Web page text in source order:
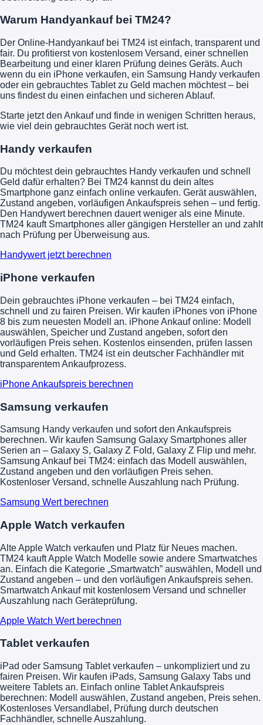
Warum Handyankauf bei TM24?
Der Online-Handyankauf bei TM24 ist einfach, transparent und
fair. Du profitierst von kostenlosem Versand, einer schnellen
Bearbeitung und einer klaren Prüfung deines Geräts. Auch
wenn du ein iPhone verkaufen, ein Samsung Handy verkaufen
oder ein gebrauchtes Tablet zu Geld machen möchtest – bei
uns findest du einen einfachen und sicheren Ablauf.
Starte jetzt den Ankauf und finde in wenigen Schritten heraus,
wie viel dein gebrauchtes Gerät noch wert ist.
Handy verkaufen
Du möchtest dein gebrauchtes Handy verkaufen und schnell
Geld dafür erhalten? Bei TM24 kannst du dein altes
Smartphone ganz einfach online verkaufen. Gerät auswählen,
Zustand angeben, vorläufigen Ankaufspreis sehen – und fertig.
Den Handywert berechnen dauert weniger als eine Minute.
TM24 kauft Smartphones aller gängigen Hersteller an und zahlt
nach Prüfung per Überweisung aus.
Handywert jetzt berechnen
iPhone verkaufen
Dein gebrauchtes iPhone verkaufen – bei TM24 einfach,
schnell und zu fairen Preisen. Wir kaufen iPhones von iPhone
8 bis zum neuesten Modell an. iPhone Ankauf online: Modell
auswählen, Speicher und Zustand angeben, sofort den
vorläufigen Preis sehen. Kostenlos einsenden, prüfen lassen
und Geld erhalten. TM24 ist ein deutscher Fachhändler mit
transparentem Ankaufprozess.
iPhone Ankaufspreis berechnen
Samsung verkaufen
Samsung Handy verkaufen und sofort den Ankaufspreis
berechnen. Wir kaufen Samsung Galaxy Smartphones aller
Serien an – Galaxy S, Galaxy Z Fold, Galaxy Z Flip und mehr.
Samsung Ankauf bei TM24: einfach das Modell auswählen,
Zustand angeben und den vorläufigen Preis sehen.
Kostenloser Versand, schnelle Auszahlung nach Prüfung.
Samsung Wert berechnen
Apple Watch verkaufen
Alte Apple Watch verkaufen und Platz für Neues machen.
TM24 kauft Apple Watch Modelle sowie andere Smartwatches
an. Einfach die Kategorie „Smartwatch” auswählen, Modell und
Zustand angeben – und den vorläufigen Ankaufspreis sehen.
Smartwatch Ankauf mit kostenlosem Versand und schneller
Auszahlung nach Geräteprüfung.
Apple Watch Wert berechnen
Tablet verkaufen
iPad oder Samsung Tablet verkaufen – unkompliziert und zu
fairen Preisen. Wir kaufen iPads, Samsung Galaxy Tabs und
weitere Tablets an. Einfach online Tablet Ankaufspreis
berechnen: Modell auswählen, Zustand angeben, Preis sehen.
Kostenloses Versandlabel, Prüfung durch deutschen
Fachhändler, schnelle Auszahlung.